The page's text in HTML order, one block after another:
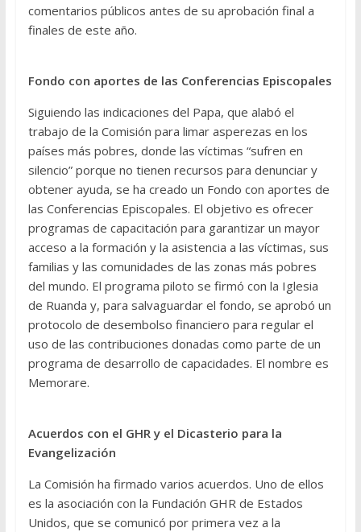
comentarios públicos antes de su aprobación final a
finales de este año.
Fondo con aportes de las Conferencias Episcopales
Siguiendo las indicaciones del Papa, que alabó el
trabajo de la Comisión para limar asperezas en los
países más pobres, donde las víctimas “sufren en
silencio” porque no tienen recursos para denunciar y
obtener ayuda, se ha creado un Fondo con aportes de
las Conferencias Episcopales. El objetivo es ofrecer
programas de capacitación para garantizar un mayor
acceso a la formación y la asistencia a las víctimas, sus
familias y las comunidades de las zonas más pobres
del mundo. El programa piloto se firmó con la Iglesia
de Ruanda y, para salvaguardar el fondo, se aprobó un
protocolo de desembolso financiero para regular el
uso de las contribuciones donadas como parte de un
programa de desarrollo de capacidades. El nombre es
Memorare.
Acuerdos con el GHR y el Dicasterio para la
Evangelización
La Comisión ha firmado varios acuerdos. Uno de ellos
es la asociación con la Fundación GHR de Estados
Unidos, que se comunicó por primera vez a la